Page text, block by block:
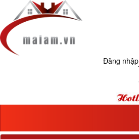
Đăng nhập